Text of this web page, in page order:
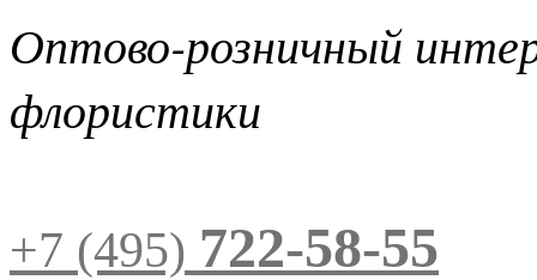
Оптово-розничный
флористики
+7 (495) 722-58-55